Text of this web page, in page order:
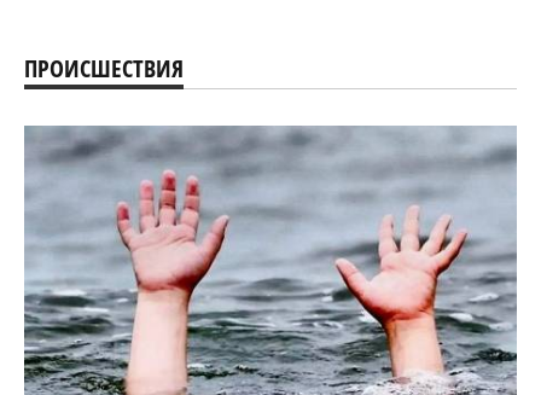
ПРОИСШЕСТВИЯ